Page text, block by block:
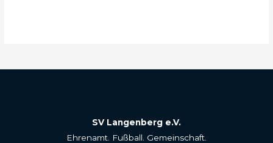
SV Langenberg e.V.
Ehrenamt. Fußball. Gemeinschaft.